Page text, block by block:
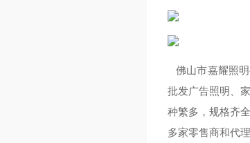
佛山市嘉耀照
批发广告照明、
种繁多，规格齐
多家零售商和代